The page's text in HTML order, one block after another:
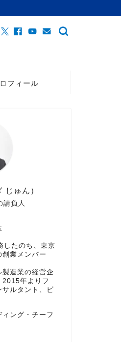
フィール
請負人
じゅん）
したのち、東京
業メンバー
製造業の経営企
2015年よりフ
サルタント、ビ
ング・チーフ